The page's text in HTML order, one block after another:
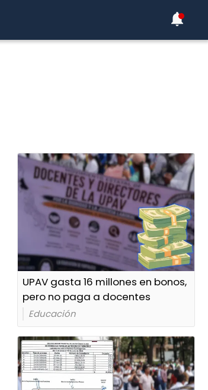
UPAV gasta 16 millones en bonos,
pero no paga a docentes
Educación